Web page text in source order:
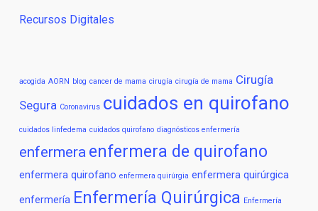
Recursos Digitales
acogida AORN blog cancer de mama cirugía cirugía de mama Cirugía
Segura Coronavirus cuidados en quirofano
cuidados linfedema cuidados quirofano diagnósticos enfermería
enfermera enfermera de quirofano
enfermera quirofano enfermera quirúrgia enfermera quirúrgica
enfermería Enfermería Quirúrgica Enfermería